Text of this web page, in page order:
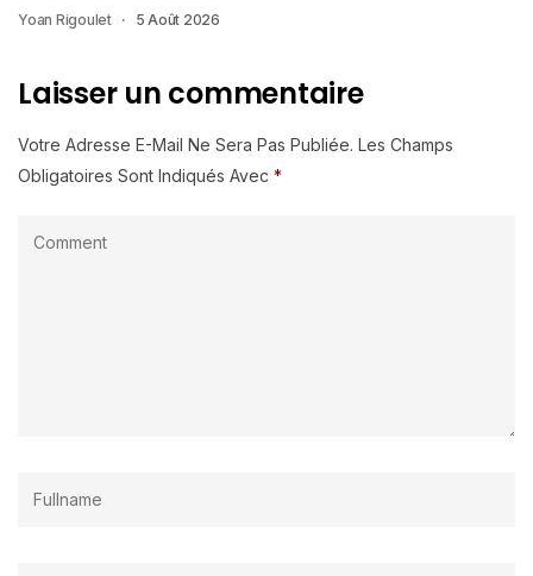
Yoan Rigoulet 5 Août 2026
Laisser un commentaire
Votre Adresse E-Mail Ne Sera Pas Publiée. Les Champs
Obligatoires Sont Indiqués Avec *